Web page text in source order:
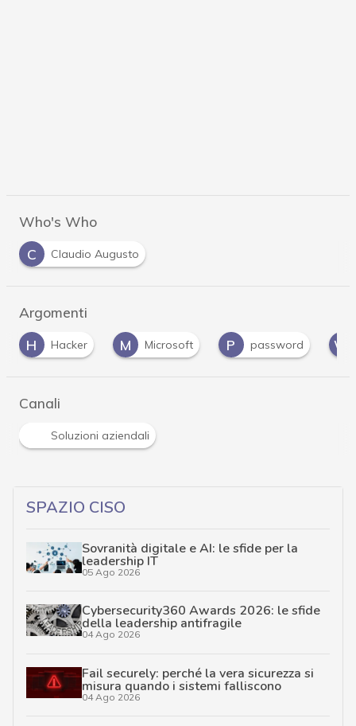
Who's Who
C
Claudio Augusto
Argomenti
H
Hacker M Microsoft P password W
Canali
Soluzioni aziendali
SPAZIO CISO
Sovranità digitale e AI: le sfide per la
leadership IT
05 Ago 2026
Cybersecurity360 Awards 2026: le sfide
della leadership antifragile
04 Ago 2026
Fail securely: perché la vera sicurezza si
misura quando i sistemi falliscono
04 Ago 2026